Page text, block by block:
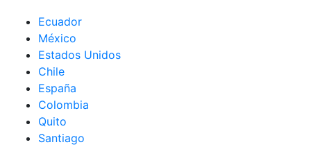
Ecuador
México
Estados Unidos
Chile
España
Colombia
Quito
Santiago